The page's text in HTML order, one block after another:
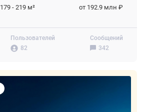
Пользователей
82
Сообщений
342
179 - 219 м² от 192.9 млн ₽